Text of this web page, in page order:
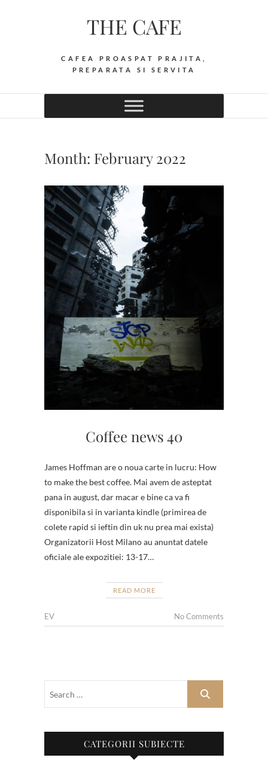
THE CAFE
CAFEA PROASPAT PRAJITA,
PREPARATA SI SERVITA
Month: February 2022
Coffee news 40
James Hoffman are o noua carte in lucru: How
to make the best coffee. Mai avem de asteptat
pana in august, dar macar e bine ca va fi
disponibila si in varianta kindle (primirea de
colete rapid si ieftin din uk nu prea mai exista)
Organizatorii Host Milano au anuntat datele
oficiale ale expozitiei: 13-17…
READ MORE
EV No Comments
CATEGORII SUBIECTE